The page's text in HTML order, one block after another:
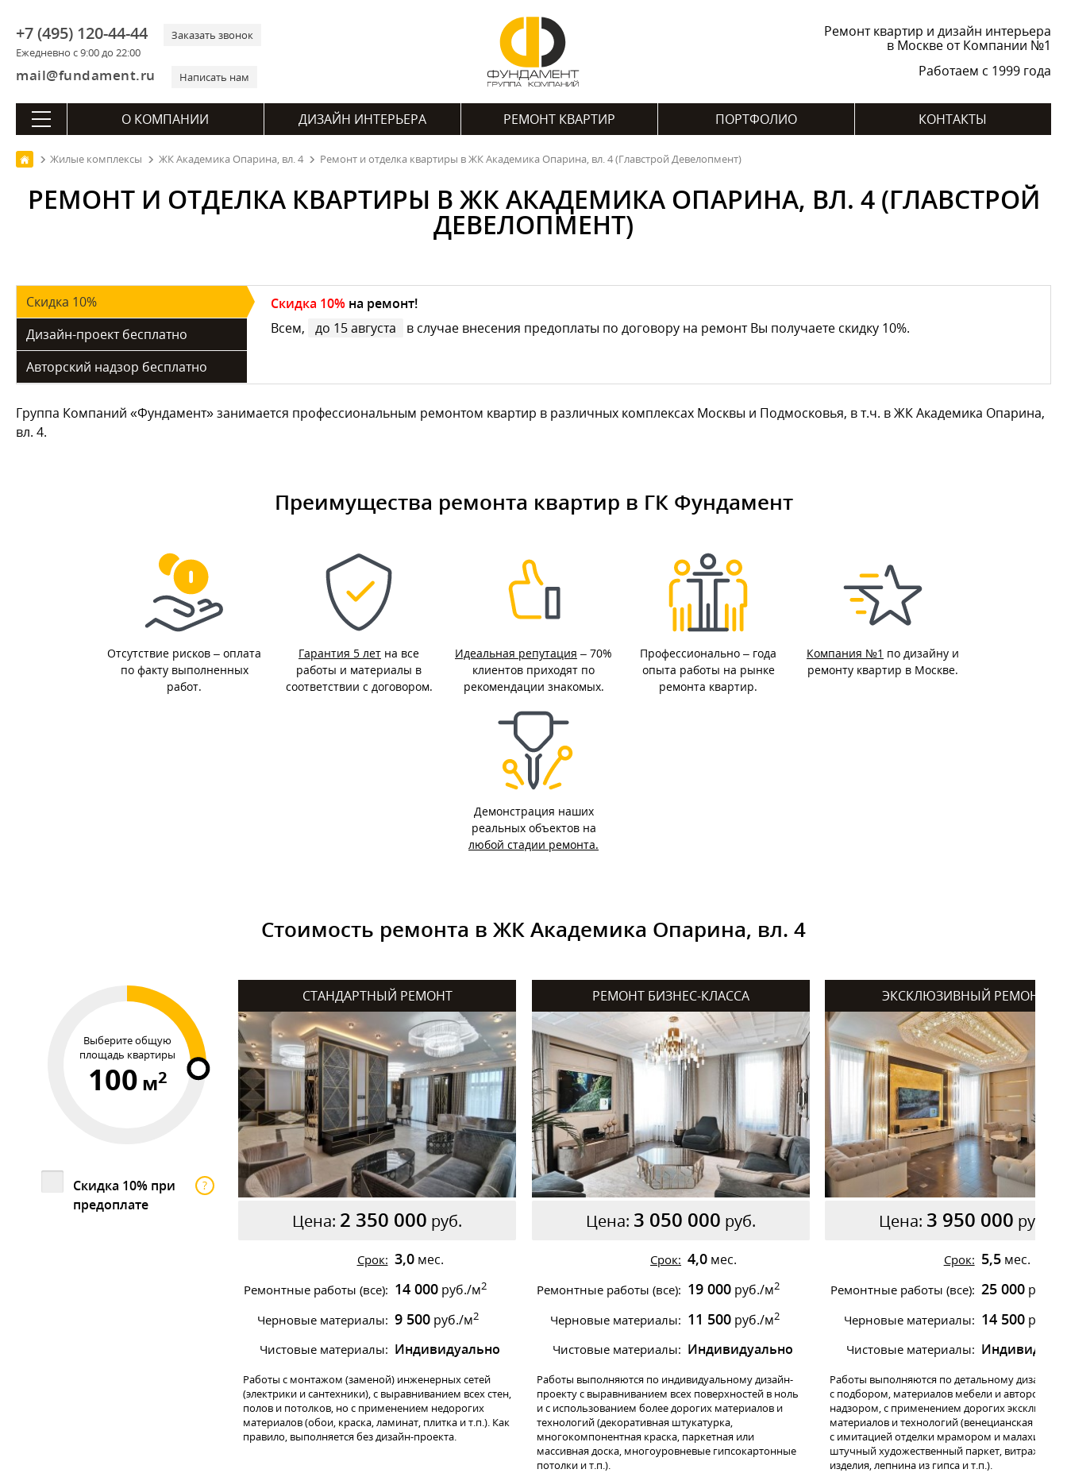
+7 (495) 120-44-44
Ежедневно с 9:00 до 22:00
Заказать звонок
mail@fundament.ru Написать нам
Ремонт квартир и дизайн интерьера
в Москве от Компании №1
Работаем с 1999 года
О КОМПАНИИ ДИЗАЙН ИНТЕРЬЕРА РЕМОНТ КВАРТИР ПОРТФОЛИО КОНТАКТЫ
Жилые комплексы ЖК Академика Опарина, вл. 4 Ремонт и отделка квартиры в ЖК Академика Опарина, вл. 4 (Главстрой Девелопмент)
РЕМОНТ И ОТДЕЛКА КВАРТИРЫ В ЖК АКАДЕМИКА ОПАРИНА, ВЛ. 4 (ГЛАВСТРОЙ
ДЕВЕЛОПМЕНТ)
Скидка 10%
Дизайн-проект бесплатно
Авторский надзор бесплатно
Скидка 10% на ремонт!
Всем,
до 15 августа в случае внесения предоплаты по договору на ремонт Вы получаете скидку 10%.
Группа Компаний «Фундамент» занимается профессиональным ремонтом квартир в различных комплексах Москвы и Подмосковья, в т.ч. в ЖК Академика Опарина,
вл. 4.
Преимущества ремонта квартир в ГК Фундамент
Отсутствие рисков – оплата
по факту выполненных
работ.
Гарантия 5 лет на все
работы и материалы в
соответствии с договором.
Идеальная репутация – 70%
клиентов приходят по
рекомендации знакомых.
Профессионально – года
опыта работы на рынке
ремонта квартир.
Компания №1 по дизайну и
ремонту квартир в Москве.
Демонстрация наших
реальных объектов на
любой стадии ремонта.
Стоимость ремонта в ЖК Академика Опарина, вл. 4
Выберите общую
площадь квартиры
100 м2
Скидка 10% при
предоплате
?
СТАНДАРТНЫЙ РЕМОНТ
Цена: 2 350 000 руб.
Срок: 3,0мес.
Ремонтные работы (все): 14 000руб./м2
Черновые материалы: 9 500руб./м2
Чистовые материалы: Индивидуально
Работы с монтажом (заменой) инженерных сетей
(электрики и сантехники), с выравниванием всех стен,
полов и потолков, но с применением недорогих
материалов (обои, краска, ламинат, плитка и т.п.). Как
правило, выполняется без дизайн-проекта.
РЕМОНТ БИЗНЕС-КЛАССА
Цена: 3 050 000 руб.
Срок: 4,0 мес.
Ремонтные работы (все): 19 000 руб./м2
Черновые материалы: 11 500 руб./м2
Чистовые материалы: Индивидуально
Работы выполняются по индивидуальному дизайн-
проекту с выравниванием всех поверхностей в ноль
и с использованием более дорогих материалов и
технологий (декоративная штукатурка,
многокомпонентная краска, паркетная или
массивная доска, многоуровневые гипсокартонные
потолки и т.п.).
ЭКСКЛЮЗИВНЫЙ РЕМОНТ
Цена: 3 950 000 руб.
Срок: 5,5мес.
Ремонтные работы (все): 25 000руб./м
Черновые материалы: 14 500руб./м
Чистовые материалы:
Работы выполняются по детальному дизайн-
с подбором, материалов мебели и авторским
надзором, с применением дорогих
материалов и технологий (венецианская
с имитацией отделки мрамором и малахитом,
штучный художественный паркет, витражи,
изделия, лепнина из гипса и т.п.).